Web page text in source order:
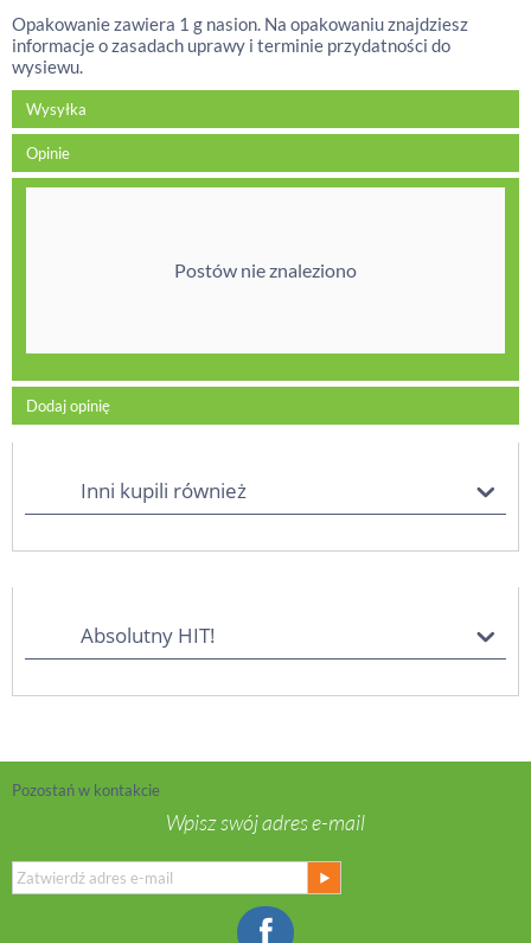
Opakowanie zawiera 1 g nasion. Na opakowaniu znajdziesz
informacje o zasadach uprawy i terminie przydatności do
wysiewu.
Wysyłka
Opinie
Postów nie znaleziono
Dodaj opinię
Inni kupili również
Absolutny HIT!
Pozostań w kontakcie
Wpisz swój adres e-mail